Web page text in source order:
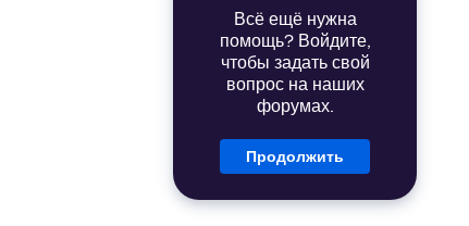
Всё ещё нужна
помощь? Войдите,
чтобы задать свой
вопрос на наших
форумах.
Продолжить